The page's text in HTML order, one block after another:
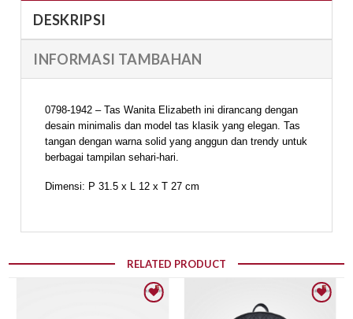
DESKRIPSI
INFORMASI TAMBAHAN
0798-1942 – Tas Wanita Elizabeth ini dirancang dengan
desain minimalis dan model tas klasik yang elegan. Tas
tangan dengan warna solid yang anggun dan trendy untuk
berbagai tampilan sehari-hari.
Dimensi: P 31.5 x L 12 x T 27 cm
RELATED PRODUCT
Add to wishlist